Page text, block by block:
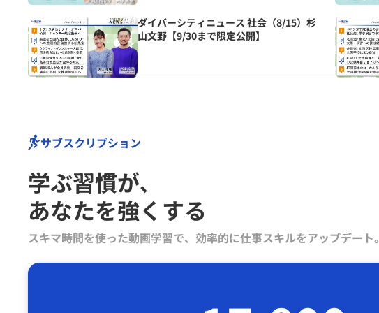
ダイバーシティニュース 社会（8/15）杉
山文野【9/30まで限定公開】
サブスクリプション
学ぶ習慣が､
あなたを強くする
スキマ時間を使った動画学習で、効率的に仕事スキルをアップデート。